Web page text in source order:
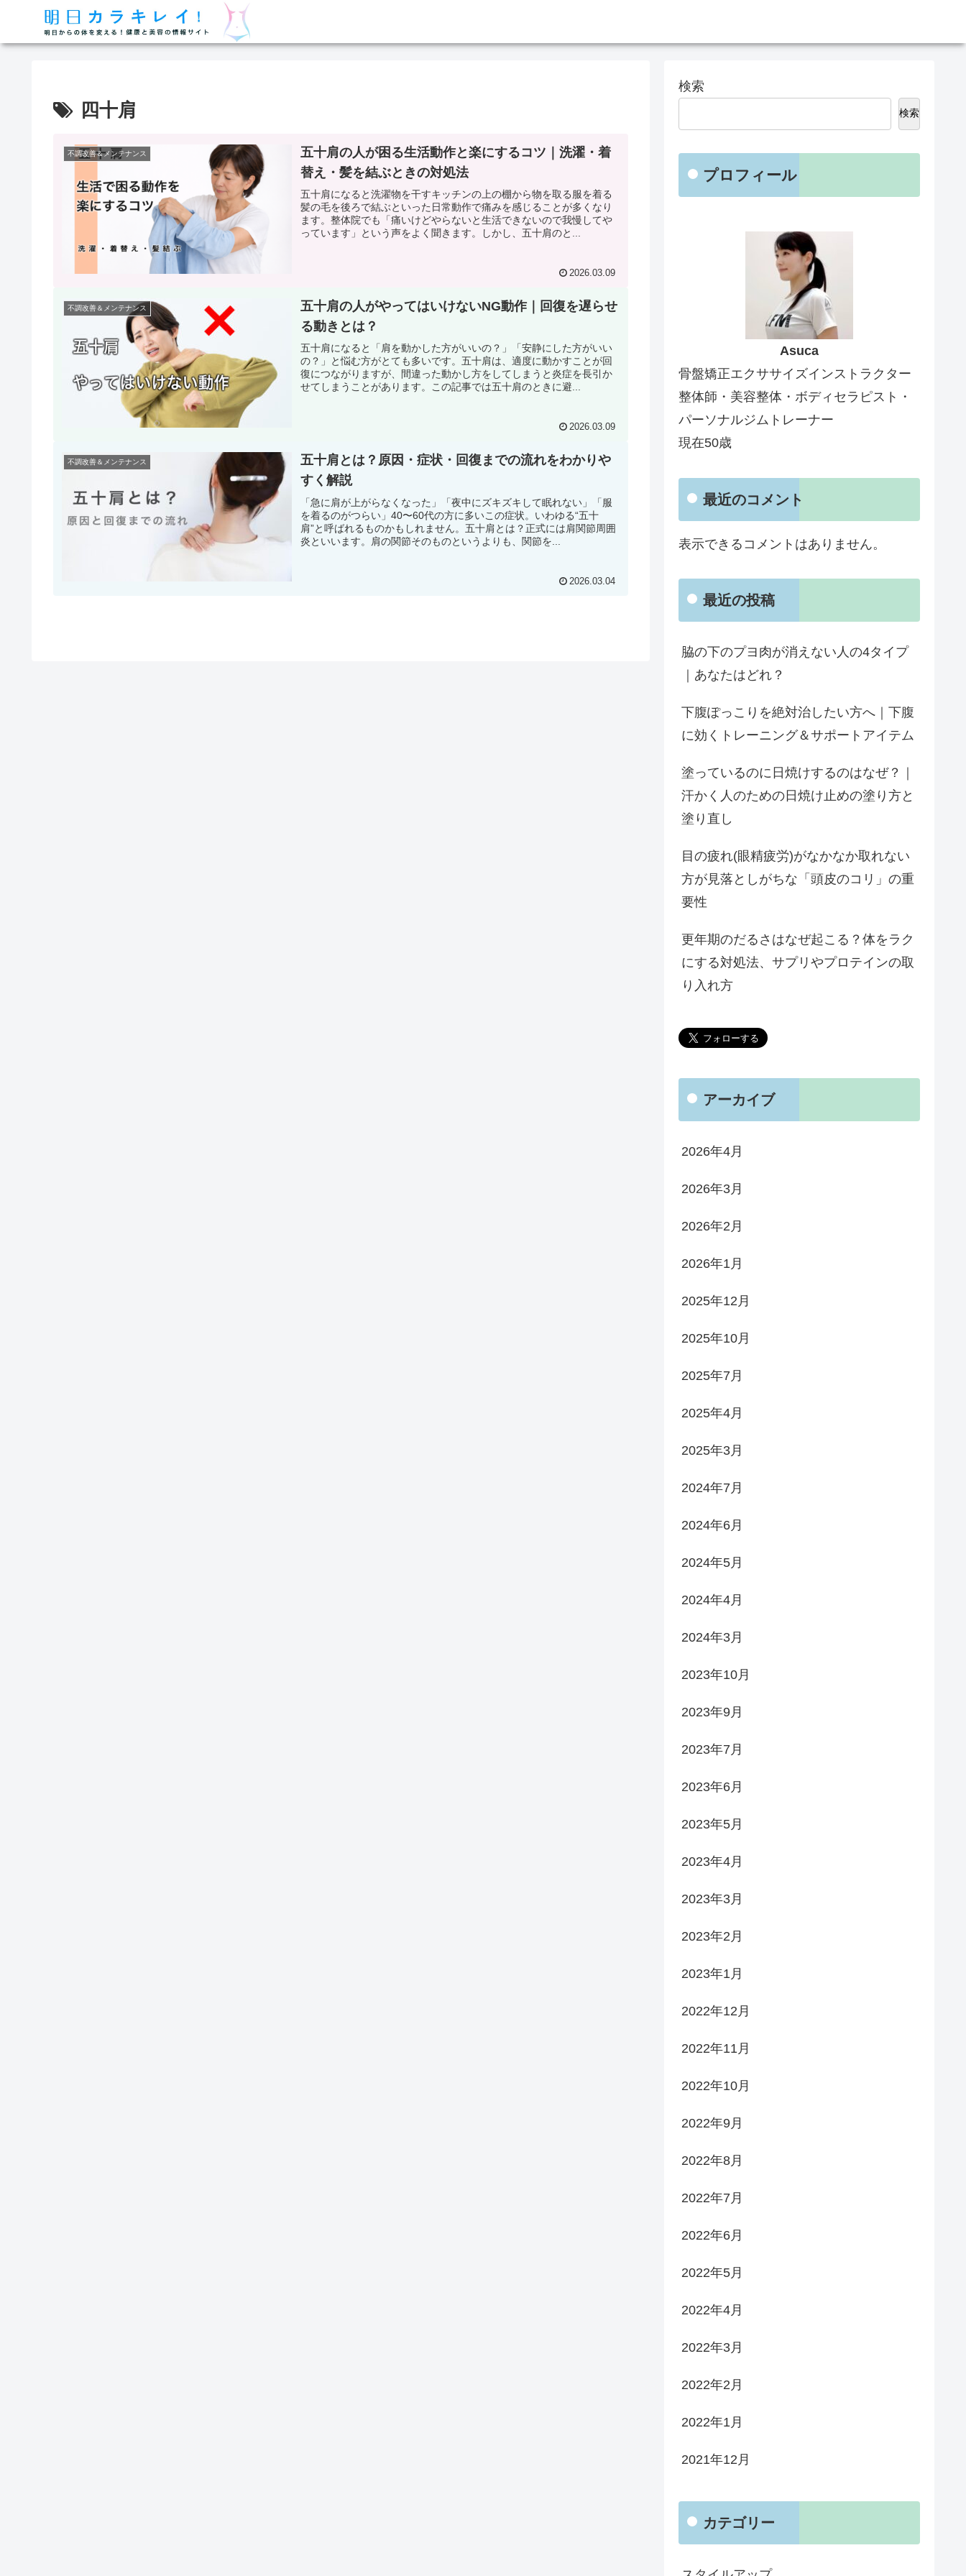
四十肩
不調改善＆メンテナンス
五十肩の人が困る生活動作と楽にするコツ｜洗濯・着
替え・髪を結ぶときの対処法
五十肩になると洗濯物を干すキッチンの上の棚から物を取る服を着る
髪の毛を後ろで結ぶといった日常動作で痛みを感じることが多くなり
ます。整体院でも「痛いけどやらないと生活できないので我慢してや
っています」という声をよく聞きます。しかし、五十肩のと...
2026.03.09
不調改善＆メンテナンス
五十肩の人がやってはいけないNG動作｜回復を遅らせ
る動きとは？
五十肩になると「肩を動かした方がいいの？」「安静にした方がいい
の？」と悩む方がとても多いです。五十肩は、適度に動かすことが回
復につながりますが、間違った動かし方をしてしまうと炎症を長引か
せてしまうことがあります。この記事では五十肩のときに避...
2026.03.09
不調改善＆メンテナンス
五十肩とは？原因・症状・回復までの流れをわかりや
すく解説
「急に肩が上がらなくなった」「夜中にズキズキして眠れない」「服
を着るのがつらい」40〜60代の方に多いこの症状。いわゆる“五十
肩”と呼ばれるものかもしれません。五十肩とは？正式には肩関節周囲
炎といいます。肩の関節そのものというよりも、関節を...
2026.03.04
検索
検索
プロフィール
Asuca
骨盤矯正エクササイズインストラクター
整体師・美容整体・ボディセラピスト・
パーソナルジムトレーナー
現在50歳
最近のコメント
表示できるコメントはありません。
最近の投稿
脇の下のプヨ肉が消えない人の4タイプ
｜あなたはどれ？
下腹ぽっこりを絶対治したい方へ｜下腹
に効くトレーニング＆サポートアイテム
塗っているのに日焼けするのはなぜ？｜
汗かく人のための日焼け止めの塗り方と
塗り直し
目の疲れ(眼精疲労)がなかなか取れない
方が見落としがちな「頭皮のコリ」の重
要性
更年期のだるさはなぜ起こる？体をラク
にする対処法、サプリやプロテインの取
り入れ方
アーカイブ
2026年4月
2026年3月
2026年2月
2026年1月
2025年12月
2025年10月
2025年7月
2025年4月
2025年3月
2024年7月
2024年6月
2024年5月
2024年4月
2024年3月
2023年10月
2023年9月
2023年7月
2023年6月
2023年5月
2023年4月
2023年3月
2023年2月
2023年1月
2022年12月
2022年11月
2022年10月
2022年9月
2022年8月
2022年7月
2022年6月
2022年5月
2022年4月
2022年3月
2022年2月
2022年1月
2021年12月
カテゴリー